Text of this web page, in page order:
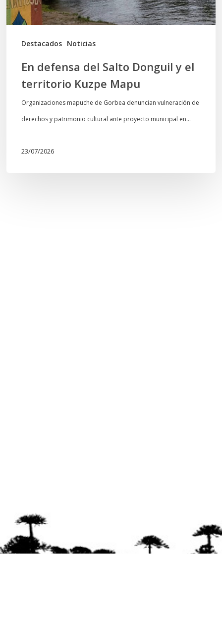
Destacados Noticias
territorio
Kuzpe
Mapu
En defensa del Salto Donguil y el
territorio Kuzpe Mapu
Organizaciones mapuche de Gorbea denuncian vulneración de
derechos y patrimonio cultural ante proyecto municipal en…
23/07/2026